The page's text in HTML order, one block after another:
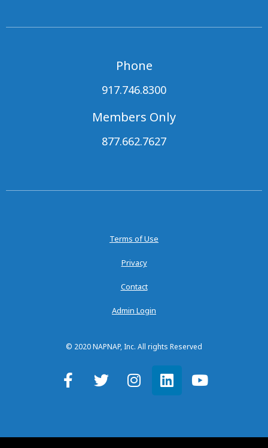
Phone
917.746.8300
Members Only
877.662.7627
Terms of Use
Privacy
Contact
Admin Login
© 2020 NAPNAP, Inc. All rights Reserved